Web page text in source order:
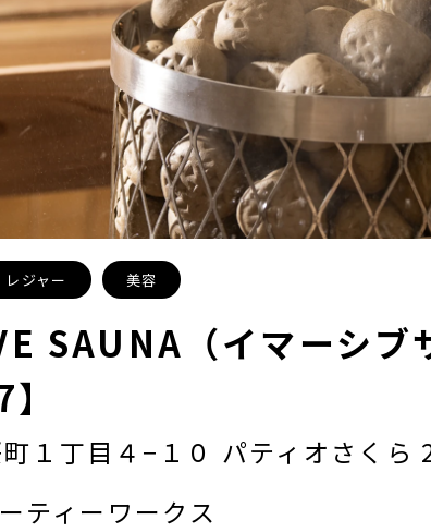
レジャー 美容
SAUNA（イマーシブ
１丁目４−１０ パティオさくら
ティーワークス